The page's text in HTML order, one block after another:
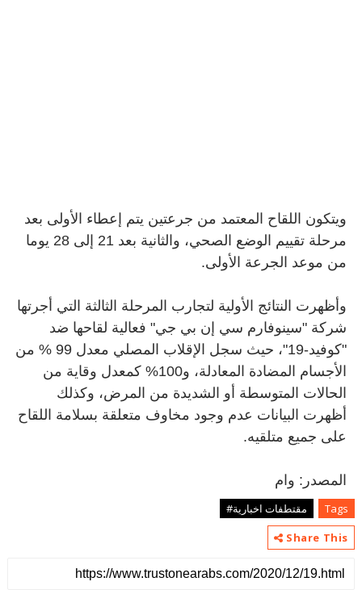
ويتكون اللقاح المعتمد من جرعتين يتم إعطاء الأولى بعد
مرحلة تقييم الوضع الصحي، والثانية بعد 21 إلى 28 يوما
من موعد الجرعة الأولى.
وأظهرت النتائج الأولية لتجارب المرحلة الثالثة التي أجرتها
شركة "سينوفارم سي إن بي جي" فعالية لقاحها ضد
"كوفيد-19"، حيث سجل الإقلاب المصلي معدل 99 % من
الأجسام المضادة المعادلة، و100% كمعدل وقاية من
الحالات المتوسطة أو الشديدة من المرض، وكذلك
أظهرت البيانات عدم وجود مخاوف متعلقة بسلامة اللقاح
على جميع متلقيه.
المصدر: وام
Tags
مقتطفات اخبارية#
Share This